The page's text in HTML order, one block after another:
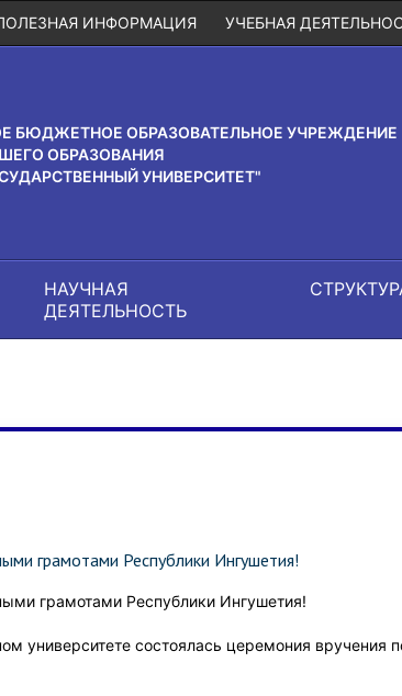
УЧЕБНАЯ
ИНФОРМАЦИЯ
БЮДЖЕТНОЕ ОБРАЗОВАТЕЛЬНОЕ УЧРЕЖДЕНИЕ
ОБРАЗОВАНИЯ
УНИВЕРСИТЕТ"
НАУЧНАЯ
ДЕЯТЕЛЬНОСТЬ
грамотами Республики Ингушетия!
грамотами Республики Ингушетия!
университете состоялась церемония вручения